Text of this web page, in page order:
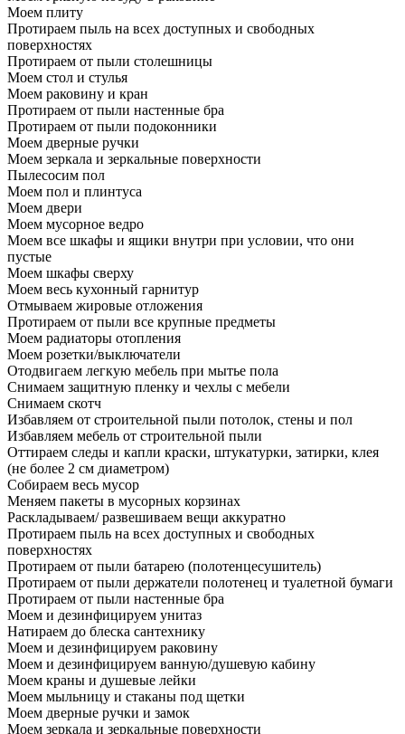
Моем плиту
Протираем пыль на всех доступных и свободных
поверхностях
Протираем от пыли столешницы
Моем стол и стулья
Моем раковину и кран
Протираем от пыли настенные бра
Протираем от пыли подоконники
Моем дверные ручки
Моем зеркала и зеркальные поверхности
Пылесосим пол
Моем пол и плинтуса
Моем двери
Моем мусорное ведро
Моем все шкафы и ящики внутри при условии, что они
пустые
Моем шкафы сверху
Моем весь кухонный гарнитур
Отмываем жировые отложения
Протираем от пыли все крупные предметы
Моем радиаторы отопления
Моем розетки/выключатели
Отодвигаем легкую мебель при мытье пола
Снимаем защитную пленку и чехлы с мебели
Снимаем скотч
Избавляем от строительной пыли потолок, стены и пол
Избавляем мебель от строительной пыли
Оттираем следы и капли краски, штукатурки, затирки, клея
(не более 2 см диаметром)
Собираем весь мусор
Меняем пакеты в мусорных корзинах
Раскладываем/ развешиваем вещи аккуратно
Протираем пыль на всех доступных и свободных
поверхностях
Протираем от пыли батарею (полотенцесушитель)
Протираем от пыли держатели полотенец и туалетной бумаги
Протираем от пыли настенные бра
Моем и дезинфицируем унитаз
Натираем до блеска сантехнику
Моем и дезинфицируем раковину
Моем и дезинфицируем ванную/душевую кабину
Моем краны и душевые лейки
Моем мыльницу и стаканы под щетки
Моем дверные ручки и замок
Моем зеркала и зеркальные поверхности